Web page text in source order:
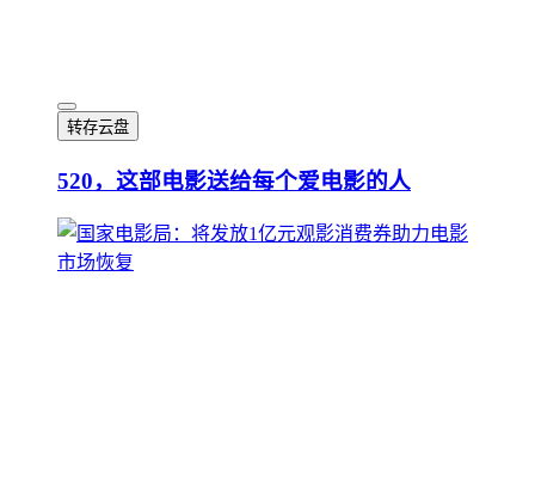
转存云盘
520，这部电影送给每个爱电影的人